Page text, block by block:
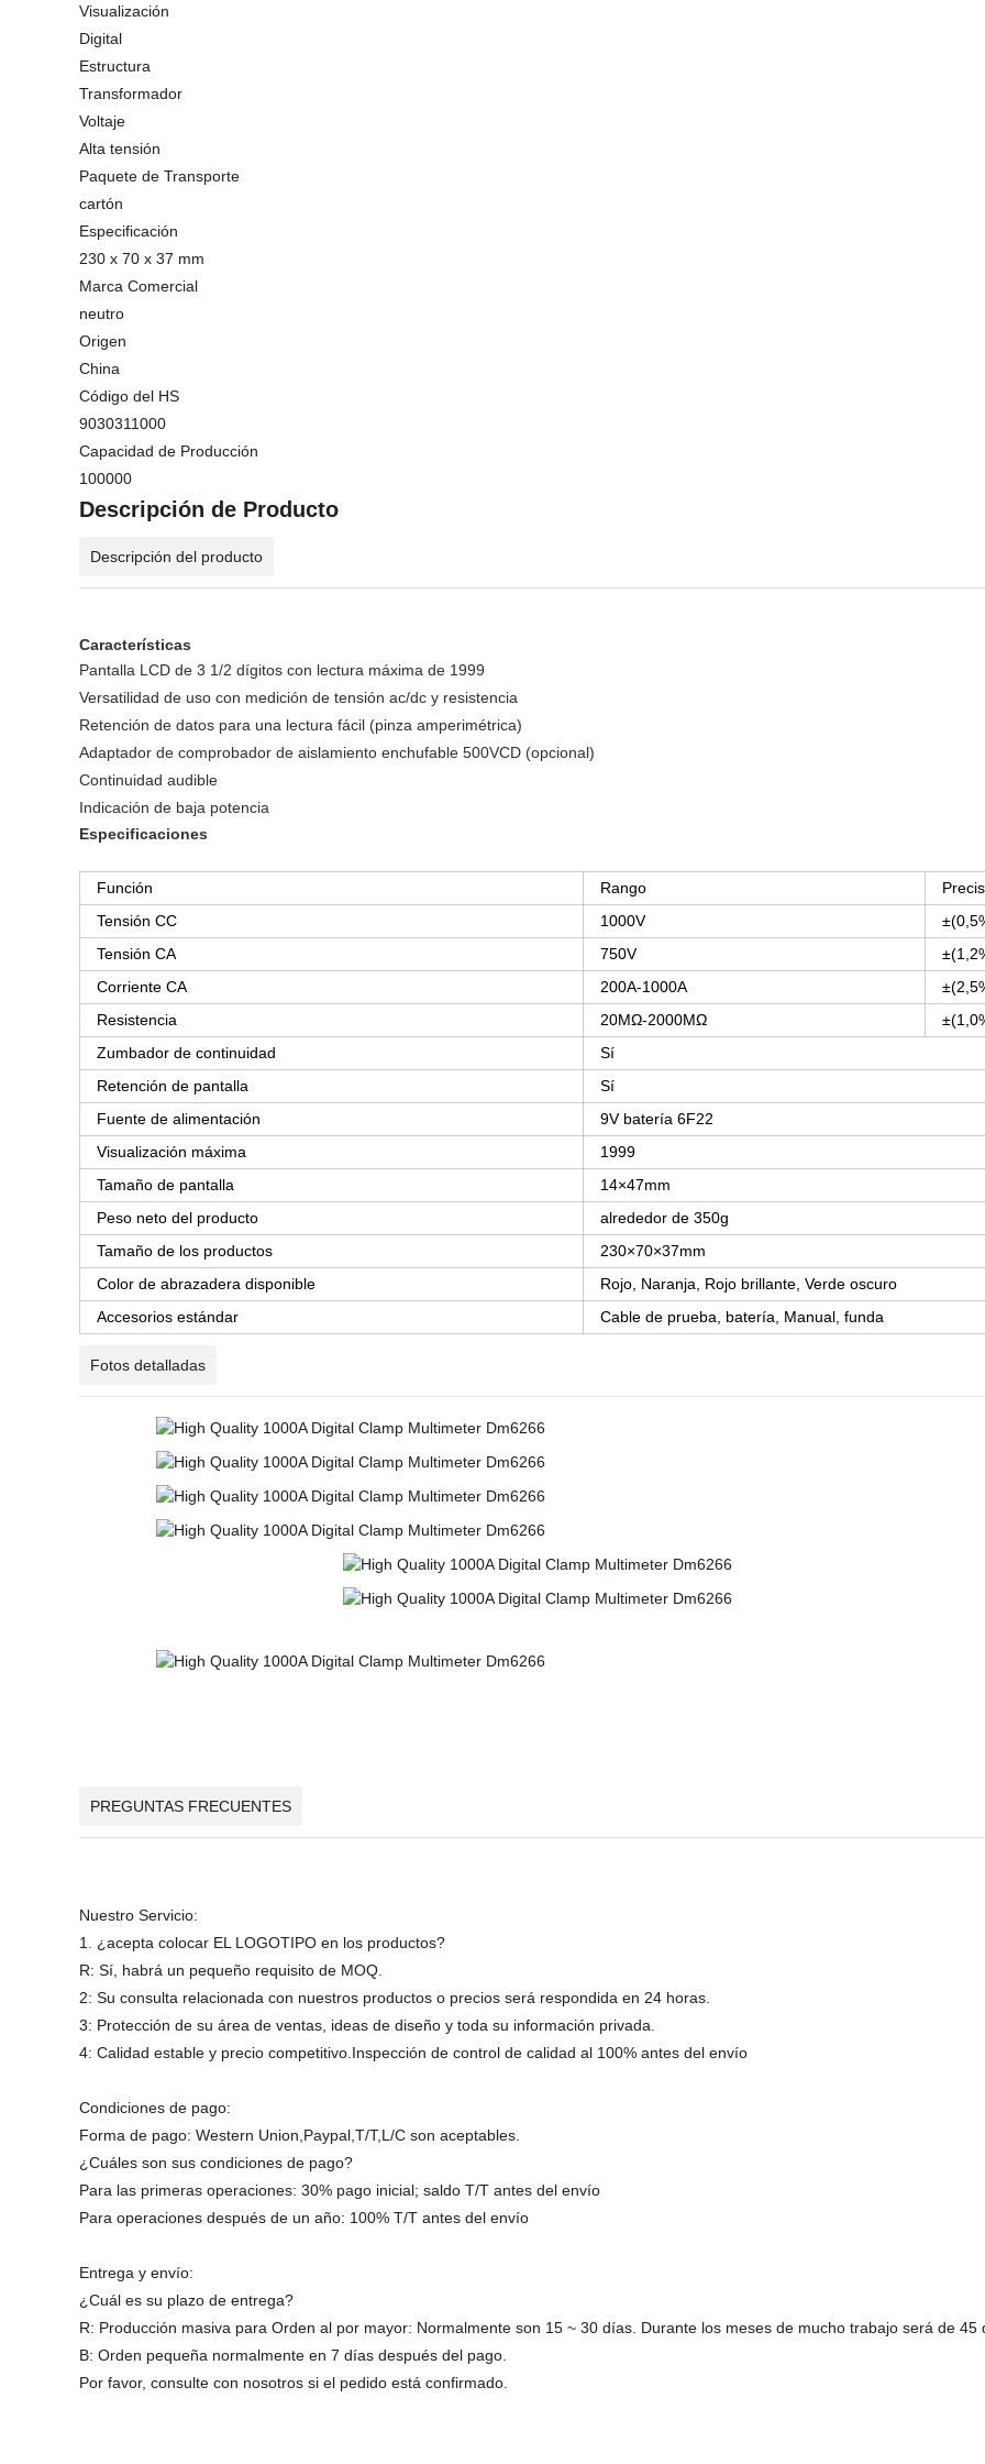
Visualización
Digital
Estructura
Transformador
Voltaje
Alta tensión
Paquete de Transporte
cartón
Especificación
230 x 70 x 37 mm
Marca Comercial
neutro
Origen
China
Código del HS
9030311000
Capacidad de Producción
100000
Descripción de Producto
Descripción del producto
Características
Pantalla LCD de 3 1/2 dígitos con lectura máxima de 1999
Versatilidad de uso con medición de tensión ac/dc y resistencia
Retención de datos para una lectura fácil (pinza amperimétrica)
Adaptador de comprobador de aislamiento enchufable 500VCD (opcional)
Continuidad audible
Indicación de baja potencia
Especificaciones
Función Rango
Tensión CC
1000V
Tensión CA
750V
Corriente CA
200A-1000A
Resistencia
20MΩ-2000MΩ
Zumbador de continuidad
Sí
Retención de pantalla
Sí
Fuente de alimentación
9V batería 6F22
Visualización máxima
1999
Tamaño de pantalla
14×47mm
Peso neto del producto
alrededor de 350g
Tamaño de los productos
230×70×37mm
Color de abrazadera disponible
Rojo, Naranja, Rojo brillante, Verde oscuro
Accesorios estándar
Cable de prueba, batería, Manual, funda
Fotos detalladas
PREGUNTAS FRECUENTES
Nuestro Servicio:
1. ¿acepta colocar EL LOGOTIPO en los productos?
R: Sí, habrá un pequeño requisito de MOQ.
2: Su consulta relacionada con nuestros productos o precios será respondida en 24 horas.
3: Protección de su área de ventas, ideas de diseño y toda su información privada.
4: Calidad estable y precio competitivo.Inspección de control de calidad al 100% antes del envío
Condiciones de pago:
Forma de pago: Western Union,Paypal,T/T,L/C son aceptables.
¿Cuáles son sus condiciones de pago?
Para las primeras operaciones: 30% pago inicial; saldo T/T antes del envío
Para operaciones después de un año: 100% T/T antes del envío
Entrega y envío:
¿Cuál es su plazo de entrega?
R: Producción masiva para Orden al por mayor: Normalmente son 15 ~ 30 días. Durante los meses de mucho trabajo será de 45
B: Orden pequeña normalmente en 7 días después del pago.
Por favor, consulte con nosotros si el pedido está confirmado.